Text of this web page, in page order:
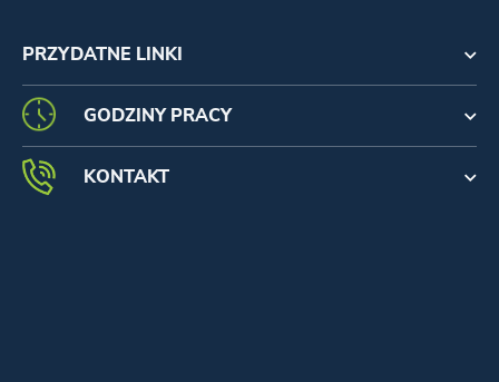
PRZYDATNE LINKI
GODZINY PRACY
KONTAKT